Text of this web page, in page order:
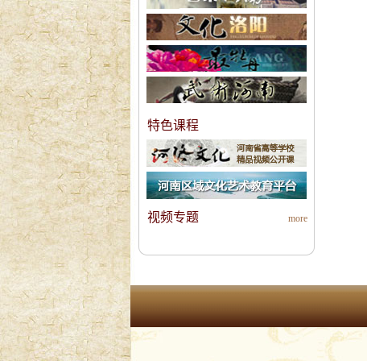
特色课程
more
视频专题